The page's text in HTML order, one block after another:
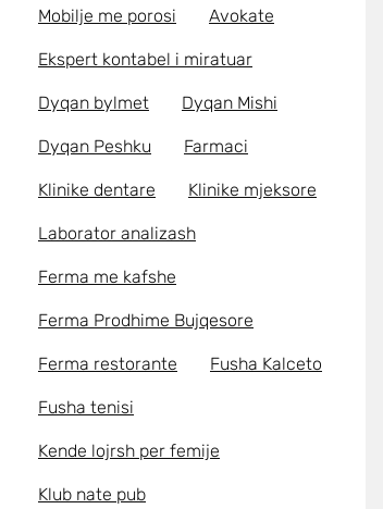
Mobilje me porosi Avokate
Ekspert kontabel i miratuar
Dyqan bylmet Dyqan Mishi
Dyqan Peshku Farmaci
Klinike dentare Klinike mjeksore
Laborator analizash
Ferma me kafshe
Ferma Prodhime Bujqesore
Ferma restorante Fusha Kalceto
Fusha tenisi
Kende lojrsh per femije
Klub nate pub